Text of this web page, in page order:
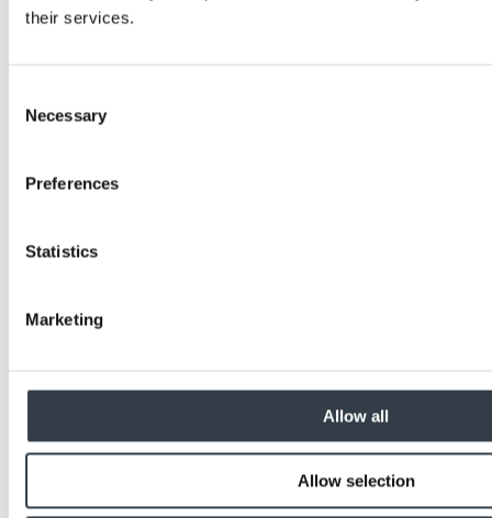
their services.
Selection
Necessary
Preferences
Statistics
Marketing
Allow all
Allow selection